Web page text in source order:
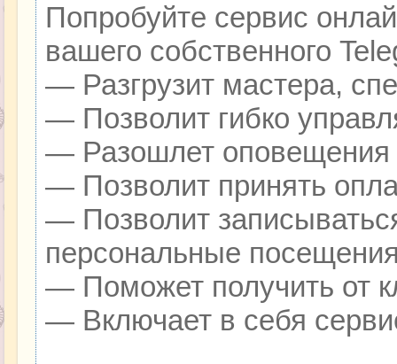
Попробуйте сервис
вашего собственного
— Разгрузит мастера,
— Позволит гибко
— Разошлет оповещения
— Позволит принять
— Позволит
персональные
— Поможет получить от
— Включает в себя